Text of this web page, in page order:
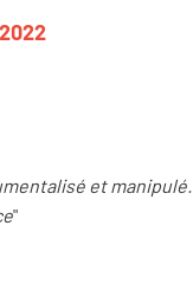
et manipulé.
"